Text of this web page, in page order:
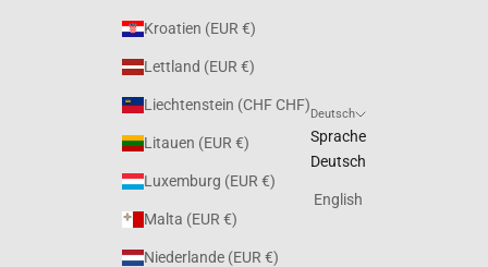
Kroatien (EUR €)
Lettland (EUR €)
Liechtenstein (CHF CHF)
Litauen (EUR €)
Luxemburg (EUR €)
Malta (EUR €)
Niederlande (EUR €)
Deutsch
Sprache
Deutsch
English